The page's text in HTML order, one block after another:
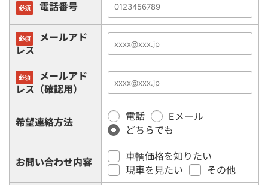
必須 電話番号
必須
メールアド
レス
必須
メールアド
レス（確認用）
希望連絡方法
電話
Eメール
どちらでも
お問い合わせ内容
車輌価格を知りたい
現車を見たい
その他